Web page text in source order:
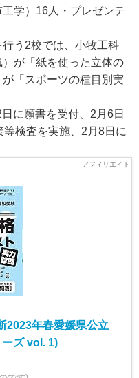
学）16人・プレゼンテ
う2校では、小牧工科
）が「紙を使った立体の
「スポーツの種目別実
に願書を受付、2月6日
検査を実施、2月8日に
2023年春愛媛県公立
ズ vol. 1)